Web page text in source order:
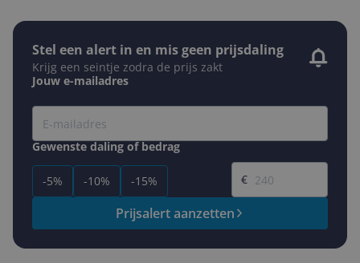
Stel een alert in en mis geen prijsdaling
Krijg een seintje zodra de prijs zakt
Jouw e-mailadres
Gewenste daling of bedrag
-5% -10% -15%
Gewenste prijs
€
Prijsalert aanzetten